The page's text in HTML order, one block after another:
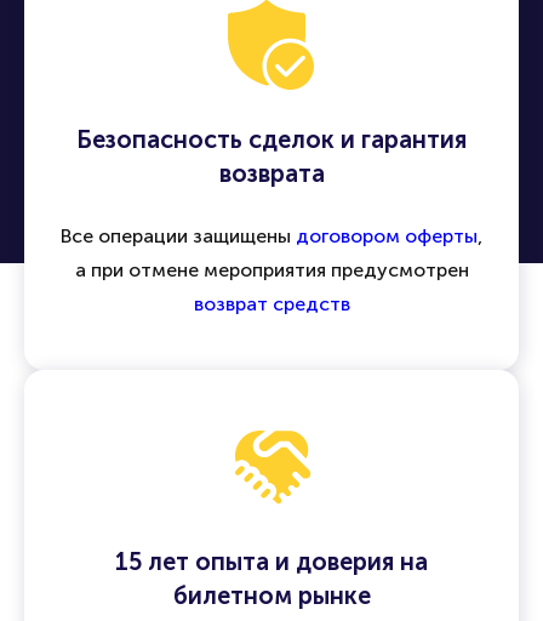
Безопасность сделок и гарантия
возврата
Все операции защищены договором оферты,
а при отмене мероприятия предусмотрен
возврат средств
15 лет опыта и доверия на
билетном рынке